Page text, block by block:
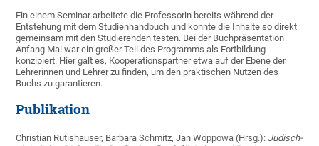
Ein einem Seminar arbeitete die Professorin bereits während der
Entstehung mit dem Studienhandbuch und konnte die Inhalte so direkt
gemeinsam mit den Studierenden testen. Bei der Buchpräsentation
Anfang Mai war ein großer Teil des Programms als Fortbildung
konzipiert. Hier galt es, Kooperationspartner etwa auf der Ebene der
Lehrerinnen und Lehrer zu finden, um den praktischen Nutzen des
Buchs zu garantieren.
Publikation
Christian Rutishauser, Barbara Schmitz, Jan Woppowa (Hrsg.): Jüdisch-